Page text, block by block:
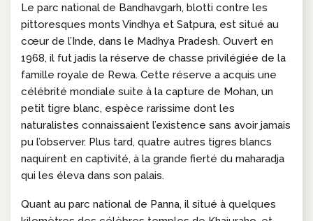
Le parc national de Bandhavgarh, blotti contre les
pittoresques monts Vindhya et Satpura, est situé au
cœur de l’Inde, dans le Madhya Pradesh. Ouvert en
1968, il fut jadis la réserve de chasse privilégiée de la
famille royale de Rewa. Cette réserve a acquis une
célébrité mondiale suite à la capture de Mohan, un
petit tigre blanc, espèce rarissime dont les
naturalistes connaissaient l’existence sans avoir jamais
pu l’observer. Plus tard, quatre autres tigres blancs
naquirent en captivité, à la grande fierté du maharadja
qui les éleva dans son palais.
Quant au parc national de Panna, il situé à quelques